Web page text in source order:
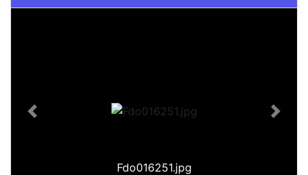
Fdo016251.jpg
Previous Next